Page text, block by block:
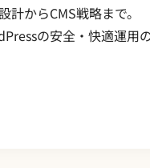
からCMS戦略まで。
の安全・快適運用